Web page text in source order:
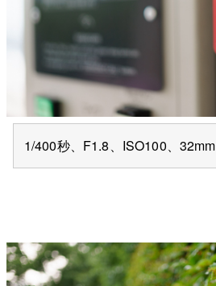
1/400秒、F1.8、ISO100、32mm